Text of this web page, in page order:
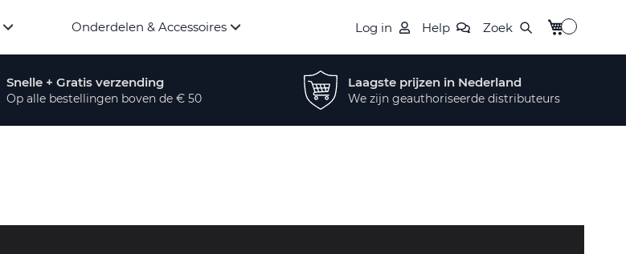
Onderdelen & Accessoires Log in Help Zoek Winkelwagen
Snelle + Gratis verzending
Op alle bestellingen boven de € 50
Laagste prijzen in Nederland
We zijn geauthoriseerde distributeurs